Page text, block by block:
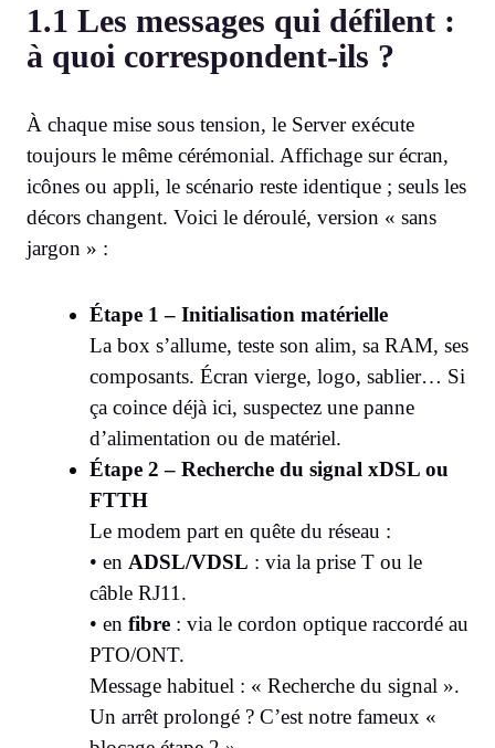
1.1 Les messages qui défilent :
à quoi correspondent-ils ?
À chaque mise sous tension, le Server exécute
toujours le même cérémonial. Affichage sur écran,
icônes ou appli, le scénario reste identique ; seuls les
décors changent. Voici le déroulé, version « sans
jargon » :
Étape 1 – Initialisation matérielle
La box s’allume, teste son alim, sa RAM, ses
composants. Écran vierge, logo, sablier… Si
ça coince déjà ici, suspectez une panne
d’alimentation ou de matériel.
Étape 2 – Recherche du signal xDSL ou
FTTH
Le modem part en quête du réseau :
• en ADSL/VDSL : via la prise T ou le
câble RJ11.
• en fibre : via le cordon optique raccordé au
PTO/ONT.
Message habituel : « Recherche du signal ».
Un arrêt prolongé ? C’est notre fameux «